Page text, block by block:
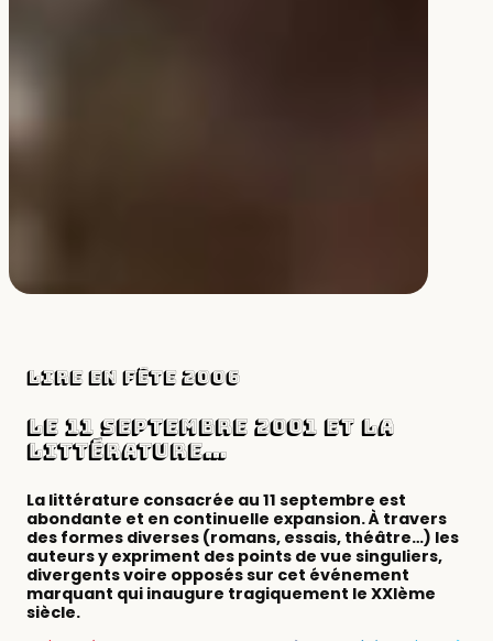
LIRE EN FÊTE 2006
Le 11 septembre 2001 et la
littérature…
La littérature consacrée au 11 septembre est
abondante et en continuelle expansion. À travers
des formes diverses (romans, essais, théâtre…) les
auteurs y expriment des points de vue singuliers,
divergents voire opposés sur cet événement
marquant qui inaugure tragiquement le XXIème
siècle.